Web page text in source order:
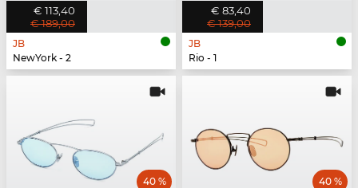
€ 113,40
€ 189,00
JB
NewYork - 2
€ 83,40
€ 139,00
JB
Rio - 1
40 % 40 %